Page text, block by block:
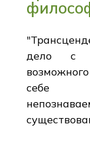
дело с
себе